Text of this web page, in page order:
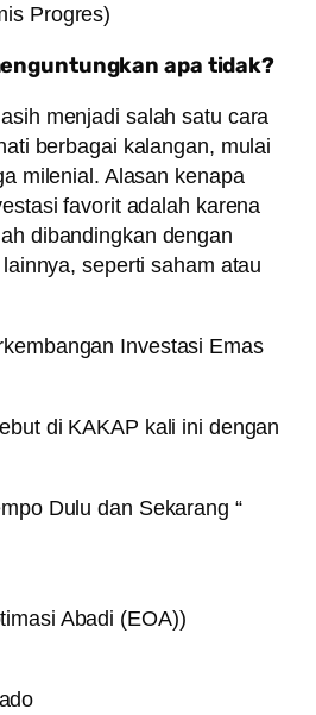
Progres)
apa tidak?
menjadi salah satu cara
berbagai kalangan, mulai
milenial. Alasan kenapa
favorit adalah karena
dibandingkan dengan
seperti saham atau
Investasi Emas
di KAKAP kali ini dengan
Dulu dan Sekarang “
Abadi (EOA))